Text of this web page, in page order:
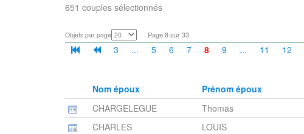
651 couples sélectionnés
Objets par page Page 8 sur 33
3 ... 5 6 7 8 9 ... 11 12
Nom époux Prénom époux
CHARGELEGUE
Thomas
CHARLES
LOUIS